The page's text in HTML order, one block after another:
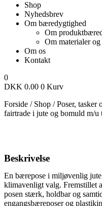
Shop
Nyhedsbrev
Om bæredygtighed
Om
Om materialer
Om os
Kontakt
0
DKK 0.00 0 Kurv
Forside / Shop /Poser, tasker
fairtrade i jute og bomuld m/u
Beskrivelse
En bærepose i miljøvenlig
klimavenligt valg. Fremstillet
posen stærk, holdbar og
engangsbæreposer og